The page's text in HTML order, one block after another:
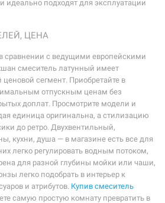
идеально подходят для эксплуатации
ЦЕНА
в сравнении с ведущими европейскими
смеситель латунный имеет
сегмент. Приобретайте в
отпускным ценам без
доплат. Просмотрите модели и
единица оригинальна, а стилизацию
до ретро. Двухвентильный,
кухни, душа — в магазине есть все для
легко регулировать водным потоком,
для разной глубины мойки или чаши,
легко подобрать в интерьер к
и атрибутов. Купив смеситель
самую простую комнату превратить в